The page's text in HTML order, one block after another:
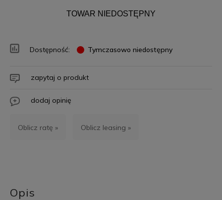
TOWAR NIEDOSTĘPNY
Dostępność: Tymczasowo niedostępny
zapytaj o produkt
dodaj opinię
Oblicz ratę » Oblicz leasing »
Opis